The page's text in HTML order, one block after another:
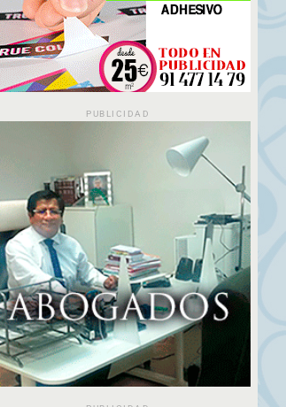
PUBLICIDAD